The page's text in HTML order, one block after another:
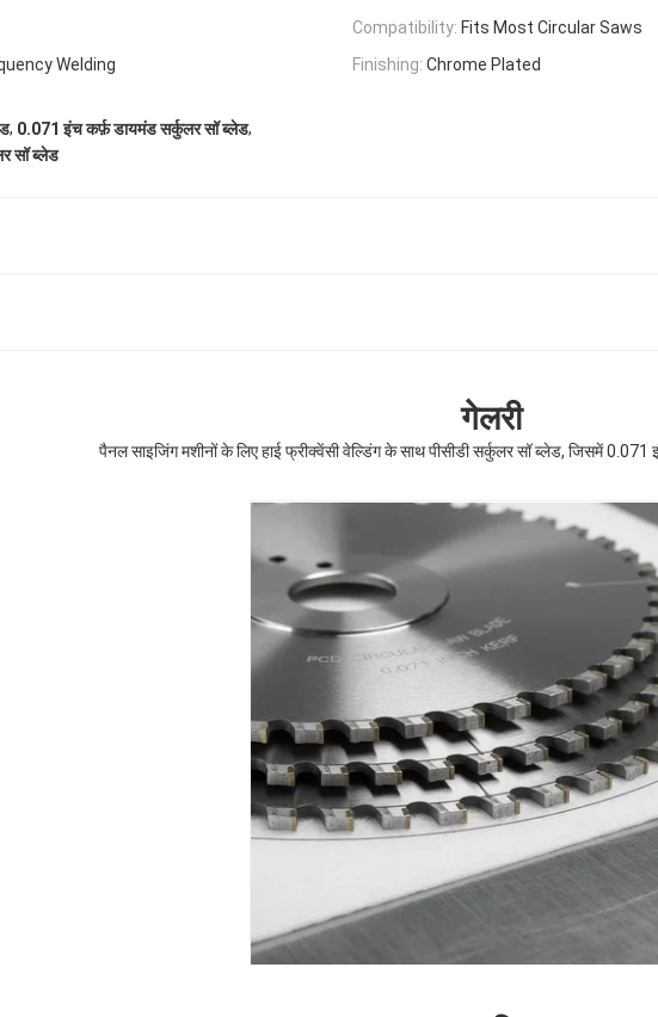
Compatibility: Fits Most Circular Saws
Welding Finishing: Chrome Plated
, 0.071 इंच कर्फ़ डायमंड सर्कुलर सॉ ब्लेड,
सॉ ब्लेड
गेलरी
पैनल साइजिंग मशीनों के लिए हाई फ्रीक्वेंसी वेल्डिंग के साथ पीसीडी सर्कुलर सॉ ब्लेड, जिसमें